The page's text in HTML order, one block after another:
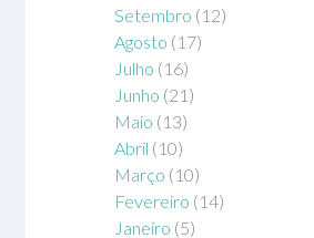
Setembro (12)
Agosto (17)
Julho (16)
Junho (21)
Maio (13)
Abril (10)
Março (10)
Fevereiro (14)
Janeiro (5)